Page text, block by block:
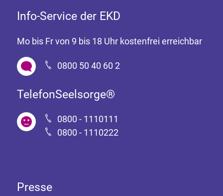
Info-Service der EKD
Mo bis Fr von 9 bis 18 Uhr kostenfrei erreichbar
0800 50 40 60 2
TelefonSeelsorge®
0800 - 1110111
0800 - 1110222
Presse